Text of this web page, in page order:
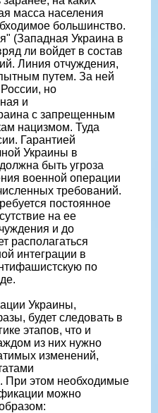
масса населения
большинство.
(Западная Украина в
ли войдет в состав
Линия отчуждения,
путем. За ней
но
и
с запрещенным
нацизмом. Туда
Гарантией
Украины в
быть угроза
военной операции
требований.
постоянное
на ее
и до
располагаться
интеграции в
по
Украины,
будет следовать в
этапов, что и
из них нужно
изменений,
При этом необходимые
можно